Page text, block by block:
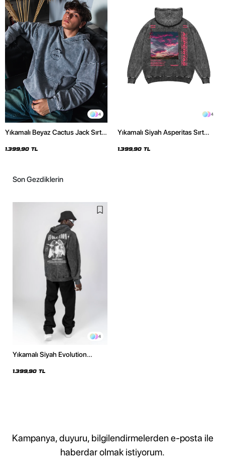
4
Yıkamalı Beyaz Cactus Jack Sırt
1.399,90 TL
4
Yıkamalı Siyah Asperitas Sırt
1.399,90 TL
Son Gezdiklerin
4
Yıkamalı Siyah Evolution
Kapüşonlu Hoodie
1.399,90 TL
Kampanya, duyuru, bilgilendirmelerden e-posta ile
haberdar olmak istiyorum.